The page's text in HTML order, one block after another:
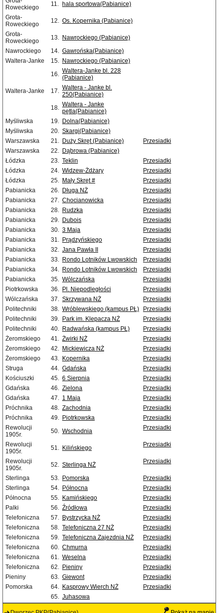
Roweckiego
11. hala sportowa(Pabianice)
Grota-
Roweckiego
12. Os. Kopernika (Pabianice)
Grota-
Roweckiego
13. Nawrockiego (Pabianice)
Nawrockiego
14. Gawrońska(Pabianice)
Waltera-Janke
15. Nawrockiego (Pabianice)
16. Waltera-Janke bl. 228
(Pabianice)
Waltera-Janke
17. Waltera - Janke bl.
250(Pabianice)
18. Waltera - Janke
pętla(Pabianice)
Myśliwska
19. Dolna(Pabianice)
Myśliwska
20. Skargi(Pabianice)
Warszawska
21. Duży Skręt (Pabianice)
Przesiadki
Warszawska
22. Dąbrowa (Pabianice)
Łódzka
23. Teklin
Przesiadki
Łódzka
24. Widzew-Żdżary
Przesiadki
Łódzka
25. Mały Skręt #
Przesiadki
Pabianicka
26. Długa NŻ
Przesiadki
Pabianicka
27. Chocianowicka
Przesiadki
Pabianicka
28. Rudzka
Przesiadki
Pabianicka
29. Dubois
Przesiadki
Pabianicka
30. 3 Maja
Przesiadki
Pabianicka
31. Prądzyńskiego
Przesiadki
Pabianicka
32. Jana Pawła II
Przesiadki
Pabianicka
33. Rondo Lotników Lwowskich
Przesiadki
Pabianicka
34. Rondo Lotników Lwowskich
Przesiadki
Pabianicka
35. Wólczańska
Przesiadki
Piotrkowska
36. Pl. Niepodległości
Przesiadki
Wólczańska
37. Skrzywana NŻ
Przesiadki
Politechniki
38. Wróblewskiego (kampus PŁ)
Przesiadki
Politechniki
39. Park im. Klepacza NŻ
Przesiadki
Politechniki
40. Radwańska (kampus PŁ)
Przesiadki
Żeromskiego
41. Żwirki NŻ
Przesiadki
Żeromskiego
42. Mickiewicza NŻ
Przesiadki
Żeromskiego
43. Kopernika
Przesiadki
Struga
44. Gdańska
Przesiadki
Kościuszki
45. 6 Sierpnia
Przesiadki
Gdańska
46. Zielona
Przesiadki
Gdańska
47. 1 Maja
Przesiadki
Próchnika
48. Zachodnia
Przesiadki
Próchnika
49. Piotrkowska
Przesiadki
Rewolucji
1905r.
50. Wschodnia Przesiadki
Rewolucji
1905r.
51. Kilińskiego Przesiadki
Rewolucji
1905r.
52. Sterlinga NŻ Przesiadki
Sterlinga 53. Pomorska
Przesiadki
Sterlinga
54. Północna
Przesiadki
Północna
55. Kamińskiego
Przesiadki
Palki
56. Źródłowa
Przesiadki
Telefoniczna
57. Bystrzycka NŻ
Przesiadki
Telefoniczna
58. Telefoniczna 27 NŻ
Przesiadki
Telefoniczna
59. Telefoniczna Zajezdnia NŻ
Przesiadki
Telefoniczna
60. Chmurna
Przesiadki
Telefoniczna
61. Weselna
Przesiadki
Telefoniczna
62. Pieniny
Przesiadki
Pieniny
63. Giewont
Przesiadki
Pomorska
64. Kasprowy Wierch NŻ
Przesiadki
65. Juhasowa